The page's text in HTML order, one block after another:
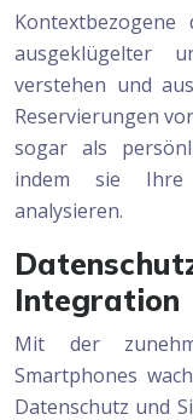
ausgeklügelter
verstehen und
Reservierungen
sogar als
indem sie Ihre
analysieren.
Integration
Mit der
Smartphones
Datenschutz und